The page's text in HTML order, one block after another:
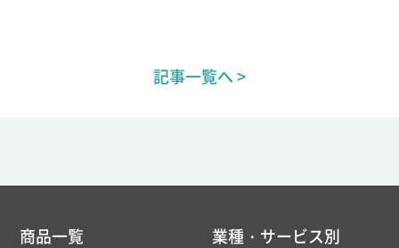
記事一覧へ >
商品一覧
業種・サービス別